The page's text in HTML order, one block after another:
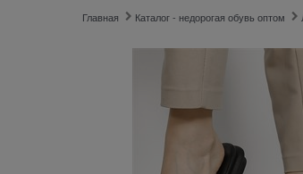
Главная Каталог - недорогая обувь оптом